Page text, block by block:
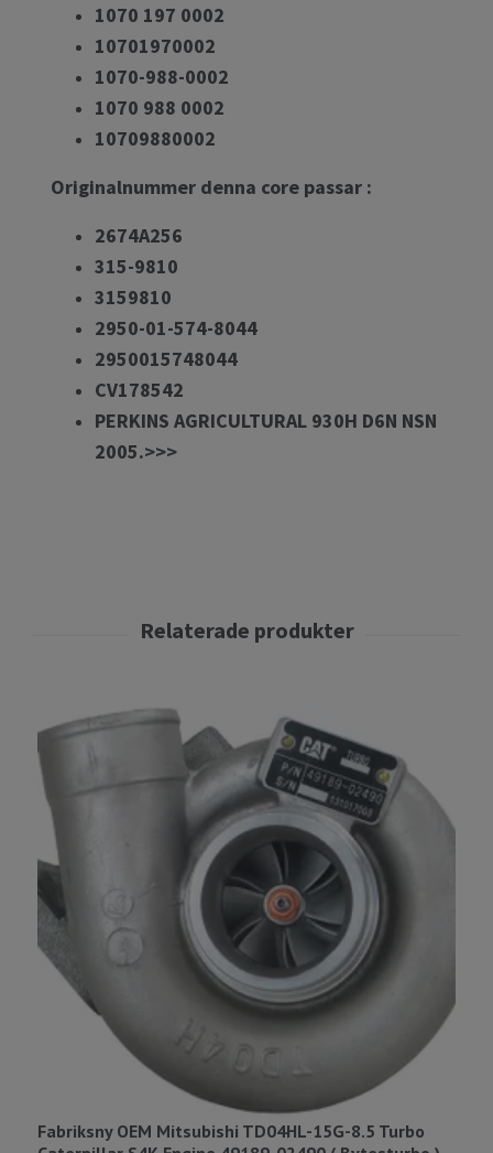
1070 197 0002
10701970002
1070-988-0002
1070 988 0002
10709880002
Originalnummer denna core passar :
2674A256
315-9810
3159810
2950-01-574-8044
2950015748044
CV178542
PERKINS AGRICULTURAL 930H D6N NSN
2005.>>>
Fabriksny OEM Mitsubishi TD04HL-15G-8.5 Turbo